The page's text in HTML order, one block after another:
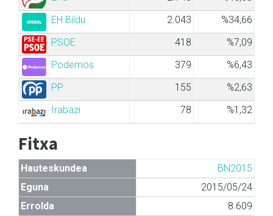
EH Bildu
2.043
%34,66
PSOE
418
%7,09
Podemos
379
%6,43
PP
155
%2,63
Irabazi
78 %1,32
Fitxa
Hauteskundea
BN2015
Eguna
2015/05/24
Errolda
8.609